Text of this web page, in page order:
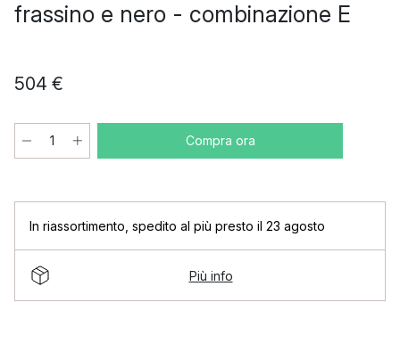
frassino e nero - combinazione E
504 €
Compra ora
In riassortimento spedito al più presto il 23 agosto
Più info